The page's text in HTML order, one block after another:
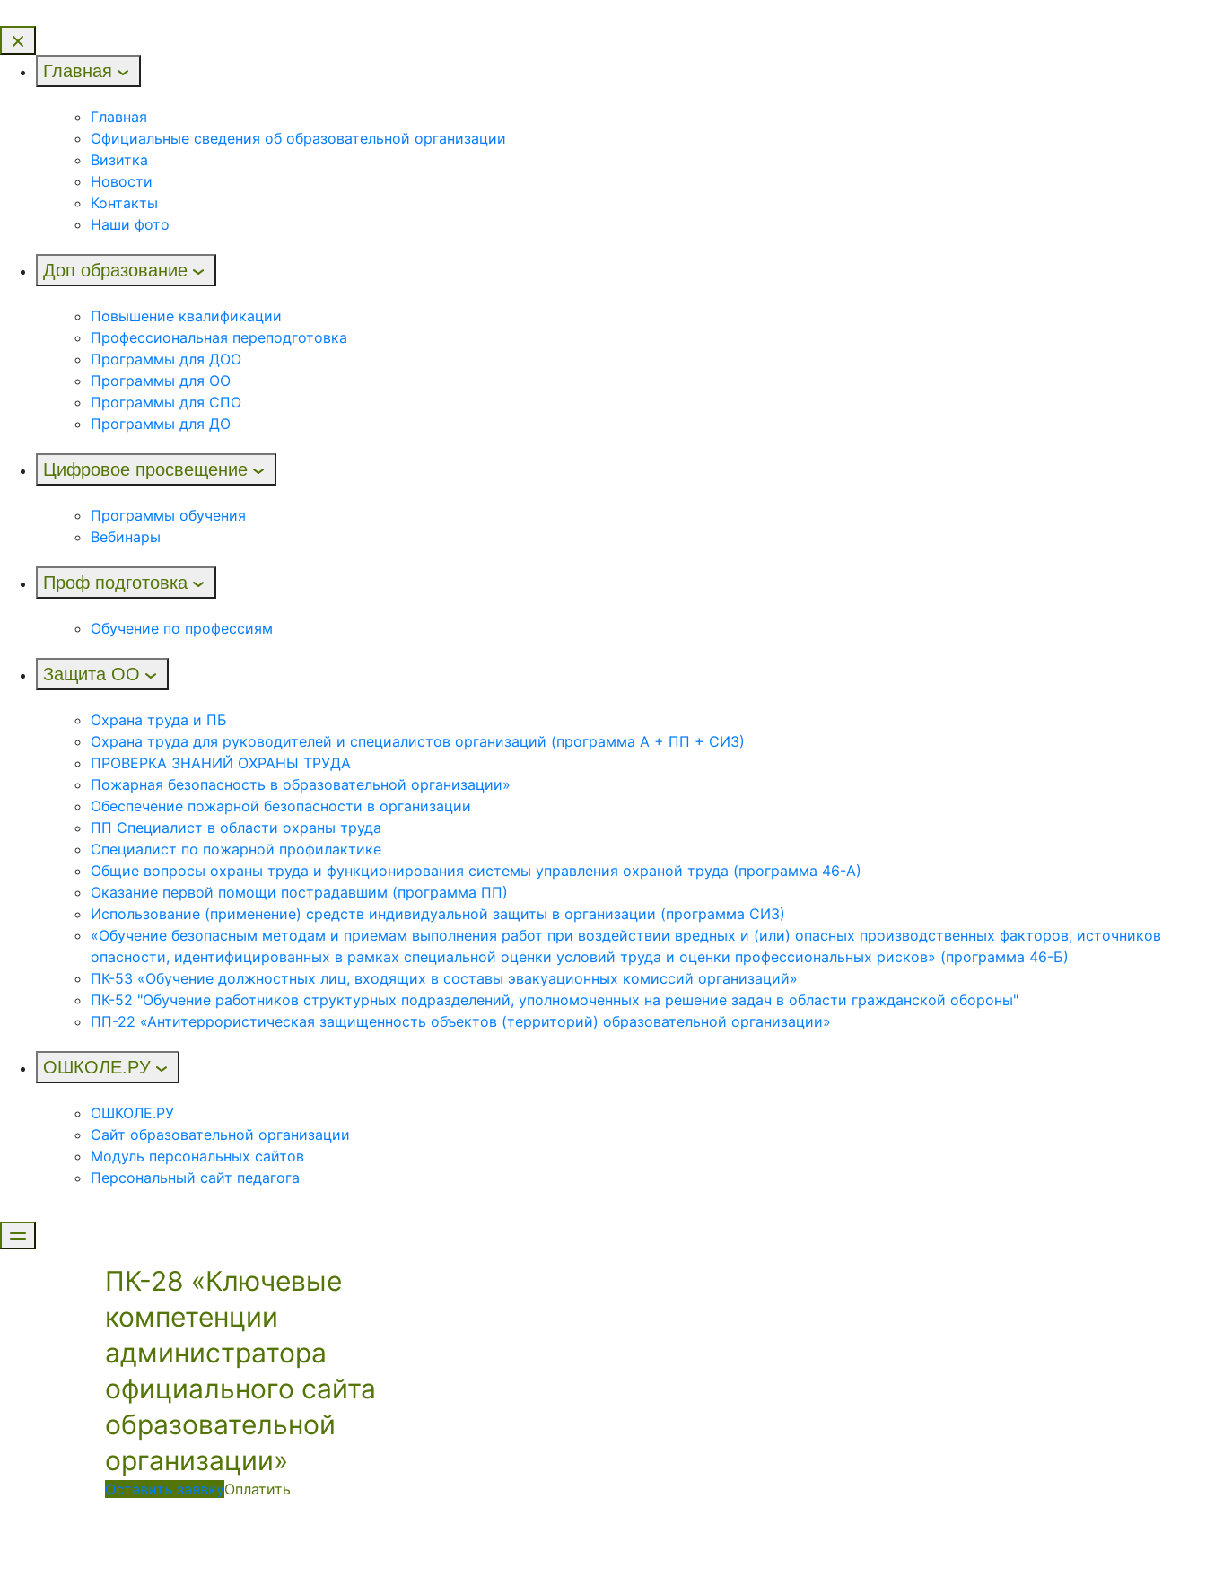
Главная
Главная
Официальные сведения об образовательной организации
Визитка
Новости
Контакты
Наши фото
Доп образование
Повышение квалификации
Профессиональная переподготовка
Программы для ДОО
Программы для ОО
Программы для СПО
Программы для ДО
Цифровое просвещение
Программы обучения
Вебинары
Проф подготовка
Обучение по профессиям
Защита ОО
Охрана труда и ПБ
Охрана труда для руководителей и специалистов организаций (программа А + ПП + СИЗ)
ПРОВЕРКА ЗНАНИЙ ОХРАНЫ ТРУДА
Пожарная безопасность в образовательной организации»
Обеспечение пожарной безопасности в организации
ПП Специалист в области охраны труда
Специалист по пожарной профилактике
Общие вопросы охраны труда и функционирования системы управления охраной труда (программа 46-А)
Оказание первой помощи пострадавшим (программа ПП)
Использование (применение) средств индивидуальной защиты в организации (программа СИЗ)
«Обучение безопасным методам и приемам выполнения работ при воздействии вредных и (или) опасных производственных факторов, источников
опасности, идентифицированных в рамках специальной оценки условий труда и оценки профессиональных рисков» (программа 46-Б)
ПК-53 «Обучение должностных лиц, входящих в составы эвакуационных комиссий организаций»
ПК-52 "Обучение работников структурных подразделений, уполномоченных на решение задач в области гражданской обороны"
ПП-22 «Антитеррористическая защищенность объектов (территорий) образовательной организации»
ОШКОЛЕ.РУ
ОШКОЛЕ.РУ
Сайт образовательной организации
Модуль персональных сайтов
Персональный сайт педагога
ПК-28 «Ключевые
компетенции
администратора
официального сайта
образовательной
организации»
Оставить заявкуОплатить